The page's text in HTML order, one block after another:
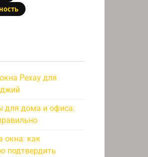
Рехау для
для дома и офиса:
окна: как
подтвердить